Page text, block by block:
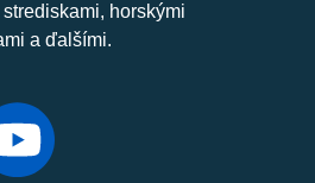
horskými
a ďalšími.